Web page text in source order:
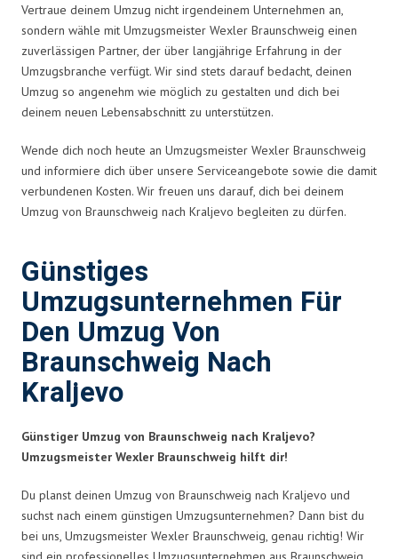
Vertraue deinem Umzug nicht irgendeinem Unternehmen an,
sondern wähle mit Umzugsmeister Wexler Braunschweig einen
zuverlässigen Partner, der über langjährige Erfahrung in der
Umzugsbranche verfügt. Wir sind stets darauf bedacht, deinen
Umzug so angenehm wie möglich zu gestalten und dich bei
deinem neuen Lebensabschnitt zu unterstützen.
Wende dich noch heute an Umzugsmeister Wexler Braunschweig
und informiere dich über unsere Serviceangebote sowie die damit
verbundenen Kosten. Wir freuen uns darauf, dich bei deinem
Umzug von Braunschweig nach Kraljevo begleiten zu dürfen.
Günstiges
Umzugsunternehmen Für
Den Umzug Von
Braunschweig Nach
Kraljevo
Günstiger Umzug von Braunschweig nach Kraljevo?
Umzugsmeister Wexler Braunschweig hilft dir!
Du planst deinen Umzug von Braunschweig nach Kraljevo und
suchst nach einem günstigen Umzugsunternehmen? Dann bist du
bei uns, Umzugsmeister Wexler Braunschweig, genau richtig! Wir